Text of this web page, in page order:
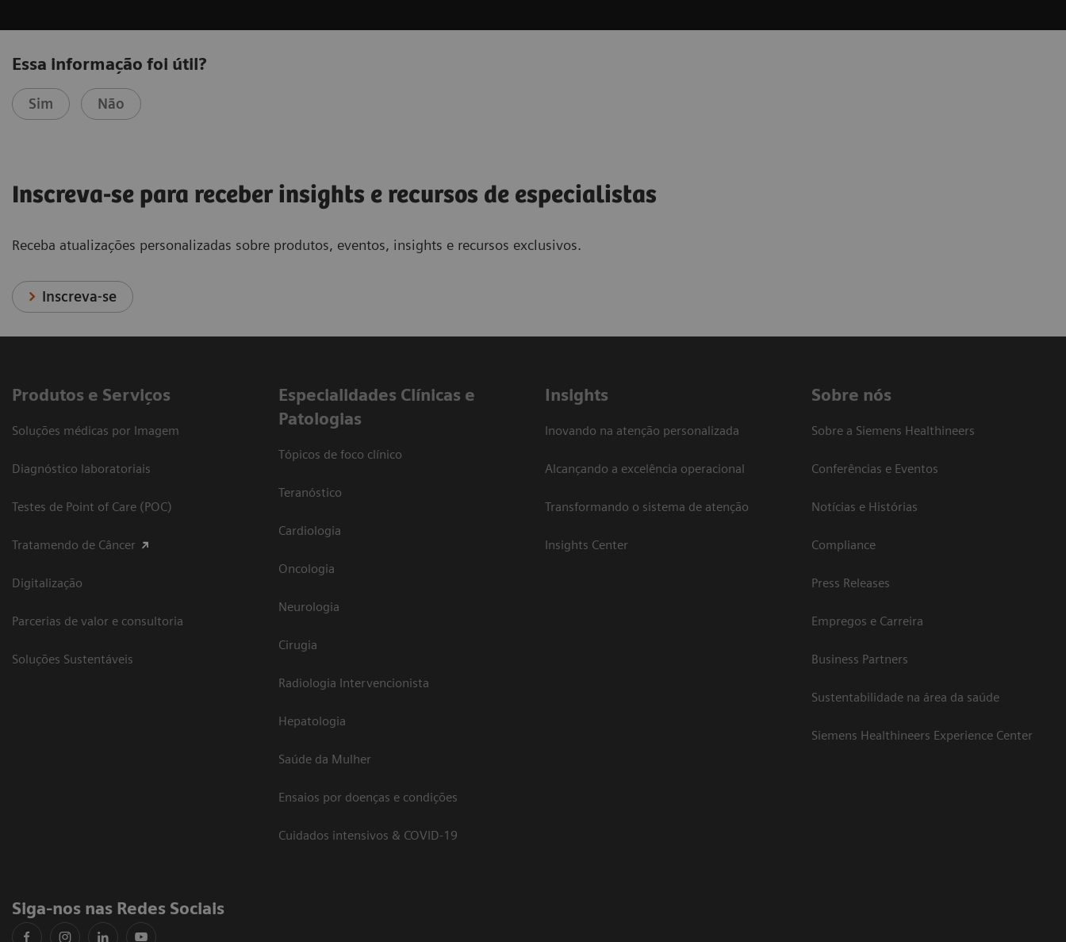
Essa informação foi útil?
Sim Não
Inscreva-se para receber insights e recursos de especialistas
Receba atualizações personalizadas sobre produtos, eventos, insights e recursos exclusivos.
Inscreva-se
Produtos e Serviços
Soluções médicas por Imagem
Diagnóstico laboratoriais
Testes de Point of Care (POC)
Tratamendo de Câncer
Digitalização
Parcerias de valor e consultoria
Soluções Sustentáveis
​Especialidades Clínicas e
Patologias
Tópicos de foco clínico
Teranóstico
Cardiologia
Oncologia
Neurologia
Cirugia
Radiologia Intervencionista
Hepatologia
Saúde da Mulher
Ensaios por doenças e condições
Cuidados intensivos & COVID-19
Insights
Inovando na atenção personalizada
Alcançando a excelência operacional
Transformando o sistema de atenção
Insights Center
Sobre nós
Sobre a Siemens Healthineers
Conferências e Eventos
Notícias e Histórias
Compliance
Press Releases
Empregos e Carreira
Business Partners
Sustentabilidade na área da saúde
Siemens Healthineers Experience Center
Siga-nos nas Redes Sociais